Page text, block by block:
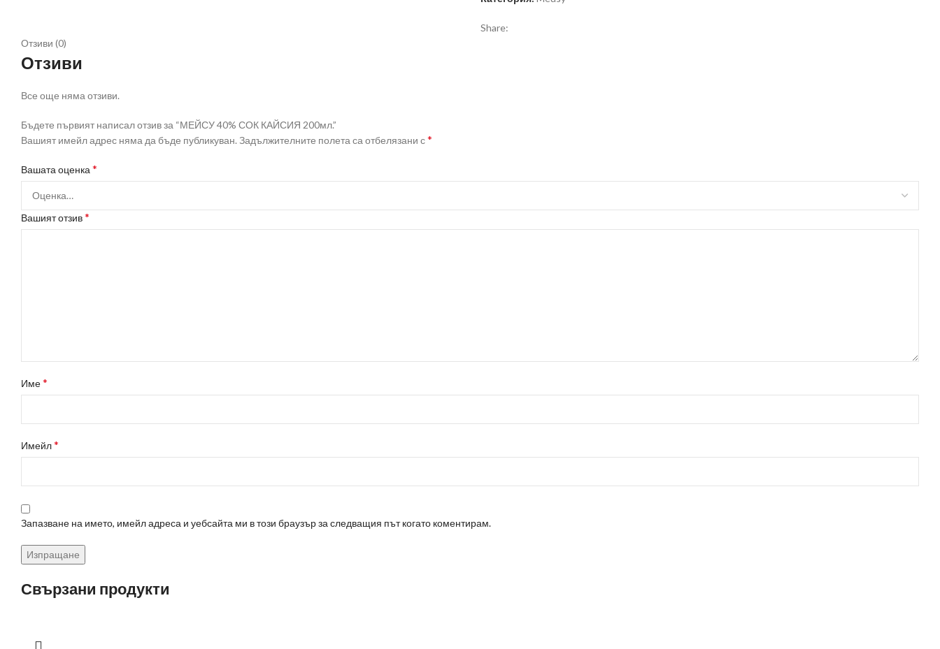
Share:
Отзиви (0)
Отзиви
Все още няма отзиви.
Бъдете първият написал отзив за “МЕЙСУ 40% СОК КАЙСИЯ 200мл.”
Вашият имейл адрес няма да бъде публикуван. Задължителните полета са отбелязани с*
Вашата оценка *
Вашият отзив*
Име*
Имейл*
Запазване на името, имейл адреса и уебсайта ми в този браузър за следващия път когато коментирам.
Свързани продукти